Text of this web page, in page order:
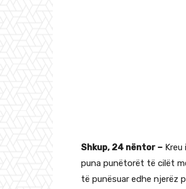
Shkup, 24 nëntor –
puna punëtorët të cilët
të punësuar edhe njerëz